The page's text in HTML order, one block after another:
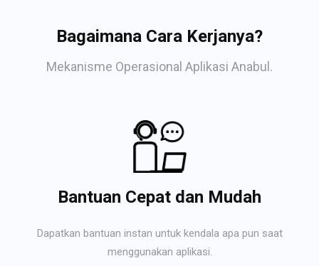
Bagaimana Cara Kerjanya?
Mekanisme Operasional Aplikasi Anabul.
Bantuan Cepat dan Mudah
Dapatkan bantuan instan untuk kendala apa pun saat
menggunakan aplikasi.